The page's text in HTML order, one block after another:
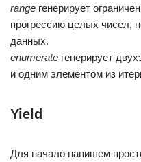
range генерирует
прогрессию целых чисел,
данных.
enumerate генерирует
и одним элементом из
Yield
Для начало напишем